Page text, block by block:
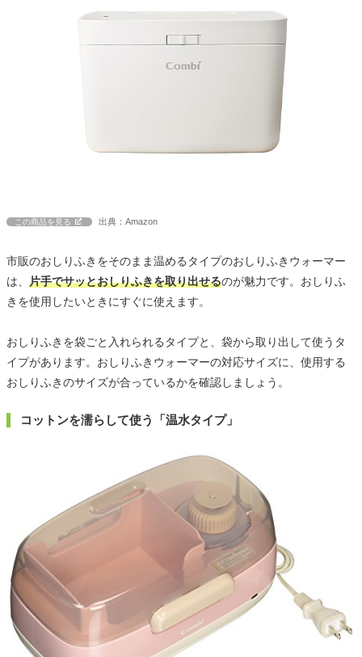
この商品を見る 出典：Amazon
市販のおしりふきをそのまま温めるタイプのおしりふきウォーマー
は、 片手でサッとおしりふきを取り出せるのが魅力です。おしりふ
きを使用したいときにすぐに使えます。
おしりふきを袋ごと入れられるタイプと、袋から取り出して使うタ
イプがあります。おしりふきウォーマーの対応サイズに、使用する
おしりふきのサイズが合っているかを確認しましょう。
コットンを濡らして使う「温水タイプ」